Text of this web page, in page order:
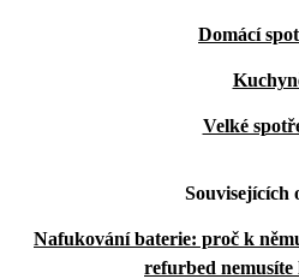
Domácí
Velké
Souvisejících
Nafukování baterie: proč k
refurbed nemusíte